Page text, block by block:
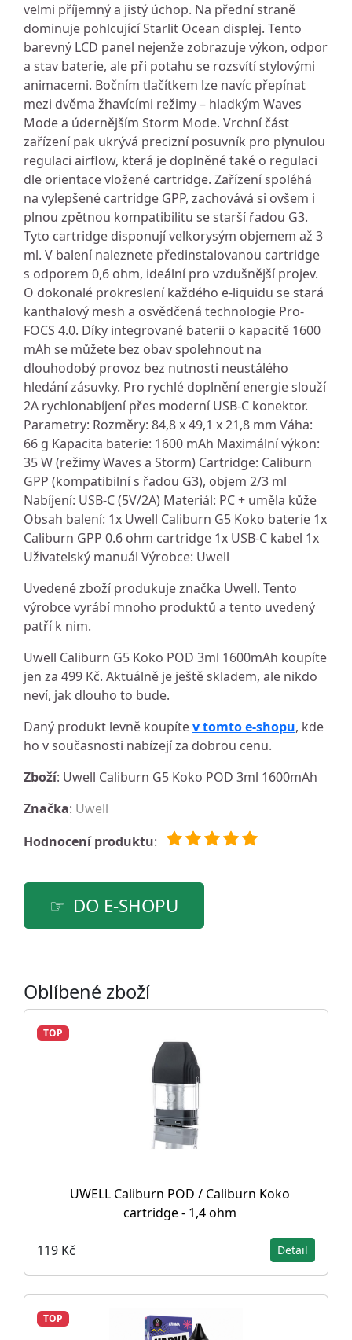
velmi příjemný a jistý úchop. Na přední straně
dominuje pohlcující Starlit Ocean displej. Tento
barevný LCD panel nejenže zobrazuje výkon, odpor
a stav baterie, ale při potahu se rozsvítí stylovými
animacemi. Bočním tlačítkem lze navíc přepínat
mezi dvěma žhavícími režimy – hladkým Waves
Mode a údernějším Storm Mode. Vrchní část
zařízení pak ukrývá precizní posuvník pro plynulou
regulaci airflow, která je doplněné také o regulaci
dle orientace vložené cartridge. Zařízení spoléhá
na vylepšené cartridge GPP, zachovává si ovšem i
plnou zpětnou kompatibilitu se starší řadou G3.
Tyto cartridge disponují velkorysým objemem až 3
ml. V balení naleznete předinstalovanou cartridge
s odporem 0,6 ohm, ideální pro vzdušnější projev.
O dokonalé prokreslení každého e-liquidu se stará
kanthalový mesh a osvědčená technologie Pro-
FOCS 4.0. Díky integrované baterii o kapacitě 1600
mAh se můžete bez obav spolehnout na
dlouhodobý provoz bez nutnosti neustálého
hledání zásuvky. Pro rychlé doplnění energie slouží
2A rychlonabíjení přes moderní USB-C konektor.
Parametry: Rozměry: 84,8 x 49,1 x 21,8 mm Váha:
66 g Kapacita baterie: 1600 mAh Maximální výkon:
35 W (režimy Waves a Storm) Cartridge: Caliburn
GPP (kompatibilní s řadou G3), objem 2/3 ml
Nabíjení: USB-C (5V/2A) Materiál: PC + uměla kůže
Obsah balení: 1x Uwell Caliburn G5 Koko baterie 1x
Caliburn GPP 0.6 ohm cartridge 1x USB-C kabel 1x
Uživatelský manuál Výrobce: Uwell
Uvedené zboží produkuje značka Uwell. Tento
výrobce vyrábí mnoho produktů a tento uvedený
patří k nim.
Uwell Caliburn G5 Koko POD 3ml 1600mAh koupíte
jen za 499 Kč. Aktuálně je ještě skladem, ale nikdo
neví, jak dlouho to bude.
Daný produkt levně koupítev tomto e-shopu, kde
ho v současnosti nabízejí za dobrou cenu.
Zboží: Uwell Caliburn G5 Koko POD 3ml 1600mAh
Značka: Uwell
Hodnocení produktu:
DO E-SHOPU
Oblíbené zboží
TOP
UWELL Caliburn POD / Caliburn Koko
cartridge - 1,4 ohm
119 Kč Detail
TOP